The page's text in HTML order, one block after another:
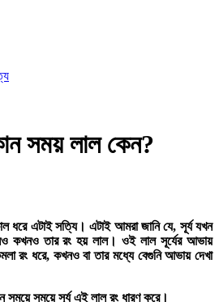
সময় লাল কেন?
ধরে এটাই সত্যি। এটাই আমরা জানি যে, সূর্য যখন
কখনও তার রং হয় লাল। ওই লাল সূর্যের আভায়
রং ধরে, কখনও বা তার মধ্যে বেগুনি আভায় দেখা
সময়ে সূর্য এই লাল রং ধারণ করে।